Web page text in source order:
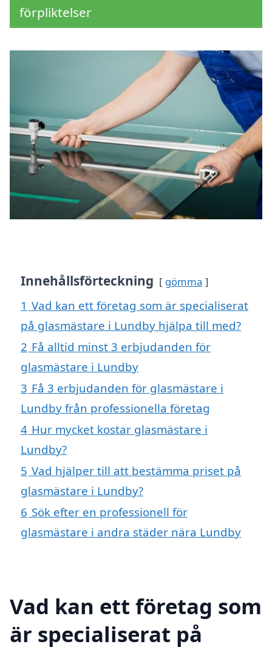
förpliktelser
Innehållsförteckning gömma
1 Vad kan ett företag som är specialiserat
på glasmästare i Lundby hjälpa till med?
2 Få alltid minst 3 erbjudanden för
glasmästare i Lundby
3 Få 3 erbjudanden för glasmästare i
Lundby från professionella företag
4 Hur mycket kostar glasmästare i
Lundby?
5 Vad hjälper till att bestämma priset på
glasmästare i Lundby?
6 Sök efter en professionell för
glasmästare i andra städer nära Lundby
Vad kan ett företag som
är specialiserat på